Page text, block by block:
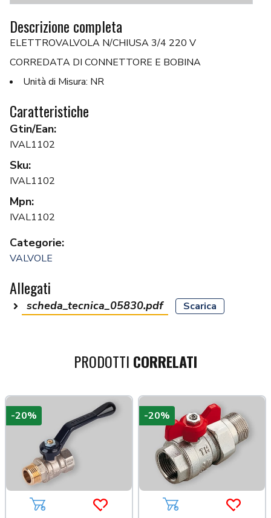
Descrizione completa
ELETTROVALVOLA N/CHIUSA 3/4 220 V
CORREDATA DI CONNETTORE E BOBINA
Unità di Misura: NR
Caratteristiche
Gtin/Ean:
IVAL1102
Sku:
IVAL1102
Mpn:
IVAL1102
Categorie:
VALVOLE
Allegati
scheda_tecnica_05830.pdf Scarica
PRODOTTI CORRELATI
più tardi
Aggiungi al carrelloAcquista più tardi
-20%
Aggiungi al carrello
-20%